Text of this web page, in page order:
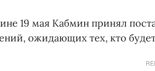
19 мая Кабмин принял
ожидающих тех, кто